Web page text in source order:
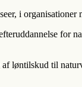
i organisationer
for
løntilskud til